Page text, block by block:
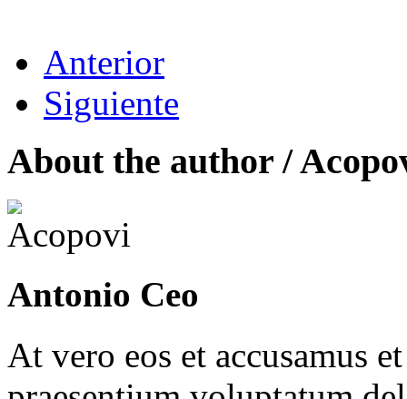
Anterior
Siguiente
About the author /
Antonio Ceo
At vero eos et accusamus